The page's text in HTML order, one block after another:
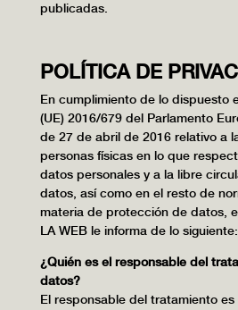
publicadas.
POLÍTICA DE
En cumplimiento de lo dispuesto
(UE) 2016/679 del Parlamento
de 27 de abril de 2016 relativo a
personas físicas en lo que
datos personales y a la libre
datos, así como en el resto de
materia de protección de datos,
LA WEB le informa de lo siguiente:
¿Quién es el responsable del
datos?
El responsable del tratamiento es